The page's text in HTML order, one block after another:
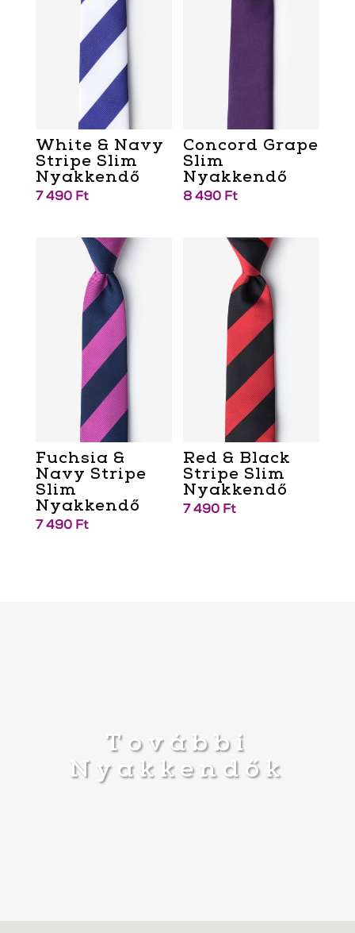
White & Navy
Stripe Slim
Nyakkendő
7 490 Ft
Concord Grape
Slim
Nyakkendő
8 490 Ft
Fuchsia &
Navy Stripe
Slim
Nyakkendő
7 490 Ft
Red & Black
Stripe Slim
Nyakkendő
7 490 Ft
További
Nyakkendők